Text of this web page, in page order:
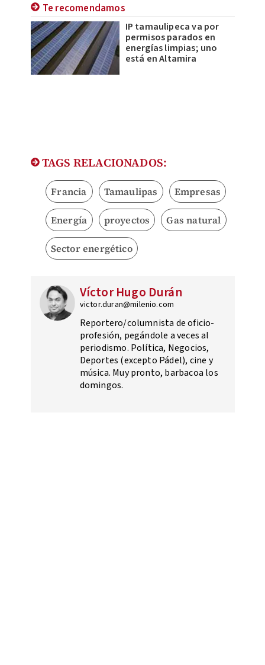
Te recomendamos
IP tamaulipeca va por
permisos parados en
energías limpias; uno
está en Altamira
TAGS RELACIONADOS:
Francia Tamaulipas Empresas
Energía proyectos Gas natural
Sector energético
Víctor Hugo Durán
victor.duran@milenio.com
Reportero/columnista de oficio-
profesión, pegándole a veces al
periodismo. Política, Negocios,
Deportes (excepto Pádel), cine y
música. Muy pronto, barbacoa los
domingos.